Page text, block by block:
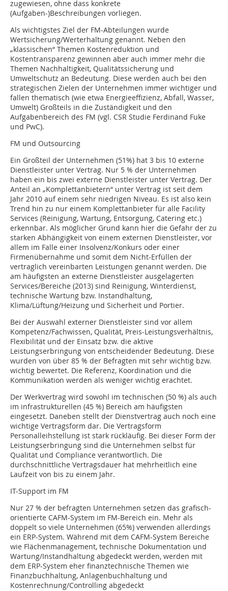
zugewiesen, ohne dass konkrete
(Aufgaben-)Beschreibungen vorliegen.
Als wichtigstes Ziel der FM-Abteilungen wurde
Wertsicherung/Werterhaltung genannt. Neben den
„klassischen“ Themen Kostenreduktion und
Kostentransparenz gewinnen aber auch immer mehr die
Themen Nachhaltigkeit, Qualitätssicherung und
Umweltschutz an Bedeutung. Diese werden auch bei den
strategischen Zielen der Unternehmen immer wichtiger und
fallen thematisch (wie etwa Energieeffizienz, Abfall, Wasser,
Umwelt) Großteils in die Zuständigkeit und den
Aufgabenbereich des FM (vgl. CSR Studie Ferdinand Fuke
und PwC).
FM und Outsourcing
Ein Großteil der Unternehmen (51%) hat 3 bis 10 externe
Dienstleister unter Vertrag. Nur 5 % der Unternehmen
haben ein bis zwei externe Dienstleister unter Vertrag. Der
Anteil an „Komplett­anbietern“ unter Vertrag ist seit dem
Jahr 2010 auf einem sehr niedrigen Niveau. Es ist also kein
Trend hin zu nur einem Komplettanbieter für alle Facility
Ser­vices (Reinigung, Wartung, Entsorgung, Catering etc.)
erkennbar. Als möglicher Grund kann hier die Gefahr der zu
starken Abhängigkeit von einem externen Dienstleister, vor
allem im Falle einer Insolvenz/Konkurs oder einer
Firmenübernahme und somit dem Nicht-Erfüllen der
vertraglich vereinbarten Leistungen genannt werden. Die
am häufigsten an externe Dienstleister ausgelagerten
Services/Bereiche (2013) sind Reinigung, Winterdienst,
technische Wartung bzw. Instandhaltung,
Klima/Lüftung/Heizung und Sicherheit und Portier.
Bei der Auswahl externer Dienstleister sind vor allem
Kompetenz/Fachwissen, Qualität, Preis-Leistungsverhältnis,
Flexibilität und der Einsatz bzw. die aktive
Leistungserbringung von entscheidender Bedeutung. Diese
wurden von über 85 % der Befragten mit sehr wichtig bzw.
wichtig bewertet. Die Referenz, Koordination und die
Kommunikation werden als weniger wichtig erachtet.
Der Werkvertrag wird sowohl im technischen (50 %) als auch
im infrastrukturellen (45 %) Bereich am häufigsten
eingesetzt. Daneben stellt der Dienstvertrag auch noch eine
wichtige Vertragsform dar. Die Vertragsform
Personalleihstellung ist stark rückläufig. Bei dieser Form der
Leistungserbringung sind die Unternehmen selbst für
Qualität und Compliance verantwortlich. Die
durchschnittliche Vertragsdauer hat mehrheitlich eine
Laufzeit von bis zu einem Jahr.
IT-Support im FM
Nur 27 % der befragten Unternehmen setzen das grafisch-
orientierte CAFM-System im FM-Bereich ein. Mehr als
doppelt so viele Unternehmen (65%) verwenden allerdings
ein ERP-System. Während mit dem CAFM-System Bereiche
wie Flächenmanagement, technische Dokumentation und
Wartung/Instandhaltung abgedeckt werden, werden mit
dem ERP-System eher finanztechnische Themen wie
Finanzbuchhaltung, Anlagenbuchhaltung und
Kostenrechnung/Controlling abgedeckt